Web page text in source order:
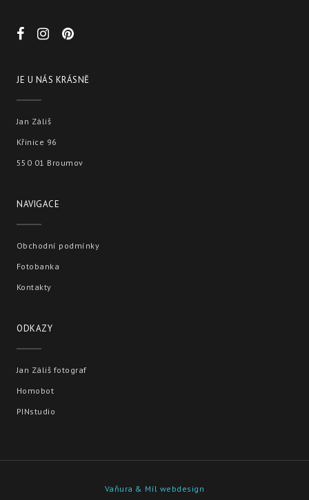
JE U NÁS KRÁSNĚ
Jan Záliš
Křinice 96
550 01 Broumov
NAVIGACE
Obchodní podmínky
Fotobanka
Kontakty
ODKAZY
Jan Záliš fotograf
Homobot
PINstudio
Vaňura & Míl webdesign